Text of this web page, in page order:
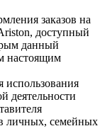
заказов на
доступный
данный
настоящим
использования
деятельности
личных, семейных